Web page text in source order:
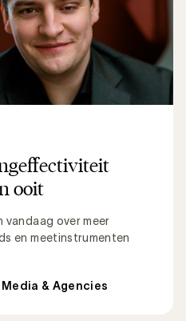
ooit
vandaag over meer
en meetinstrumenten
& Agencies